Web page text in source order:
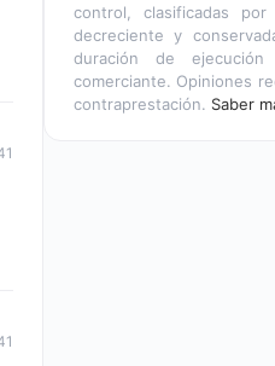
control, clasificadas
decreciente y
duración de
comerciante. Opiniones
contraprestación. Saber